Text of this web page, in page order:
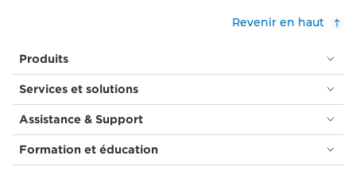
Revenir en haut
Produits
Services et solutions
Assistance & Support
Formation et éducation